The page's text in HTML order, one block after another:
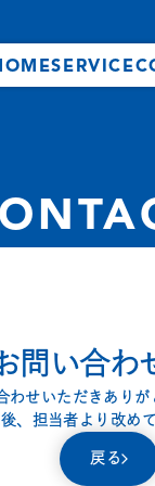
SERVICE
問い合わ
わせいただきありが
、担当者より改め
戻る